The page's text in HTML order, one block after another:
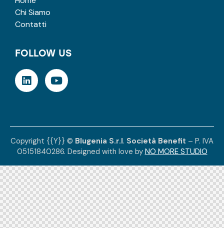
Chi Siamo
Contatti
FOLLOW US
Copyright {{Y}} © Blugenia S.r.l. Società Benefit – P. IVA
05151840286. Designed with love by NO MORE STUDIO